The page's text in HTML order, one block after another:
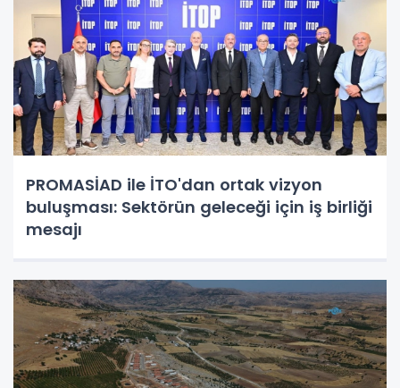
PROMASİAD ile İTO'dan ortak vizyon
buluşması: Sektörün geleceği için iş birliği
mesajı